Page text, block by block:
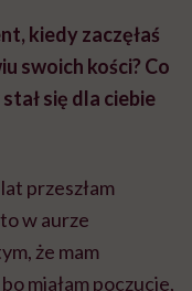
kiedy zaczęłaś
swoich kości? Co
się dla ciebie
przeszłam
w aurze
że mam
miałam poczucie,